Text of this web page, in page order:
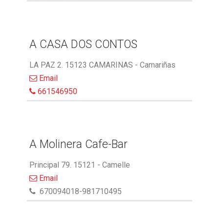
A CASA DOS CONTOS
LA PAZ 2. 15123 CAMARINAS - Camariñas
Email
661546950
A Molinera Cafe-Bar
Principal 79. 15121 - Camelle
Email
670094018-981710495